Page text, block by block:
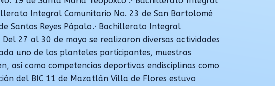
Integral Comunitario No. 23 de San Bartolomé
Santos Reyes Pápalo.· Bachillerato Integral
27 al 30 de mayo se realizaron diversas actividades
uno de los planteles participantes, muestras
así como competencias deportivas endisciplinas como
del BIC 11 de Mazatlán Villa de Flores estuvo